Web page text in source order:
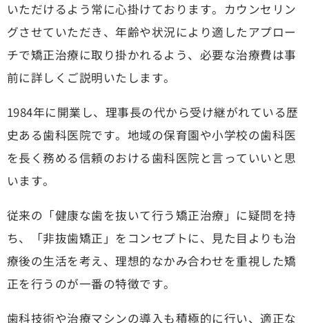
いただけるよう常に心掛けております。カウンセリン
グさせていただき、年齢や状況により適したアプロー
チで矯正治療に取り掛かれるよう、必要な治療費は事
前に詳しくご説明いたします。
1984年に開業し、理事長の代から受け継がれている歴
史ある歯科医院です。地域の保育園や小学校の歯科医
を長く務める信頼のおける歯科医院と言っていいと思
います。
従来の「健康な歯を抜いて行う矯正治療」に疑問を持
ち、「非抜歯矯正」をコンセプトに、見た目よりも治
療後の生活を考え、理想的なかみ合わせを重視した矯
正を行うのが一番の特徴です。
歯科技術や治療マシンの導入も積極的に行い、適正な